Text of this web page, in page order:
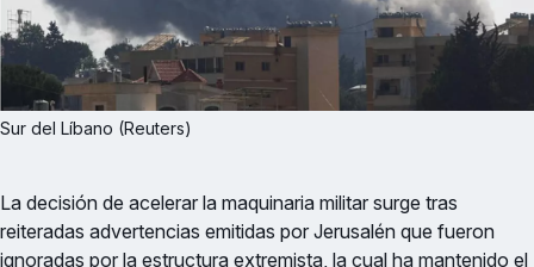
Sur del Líbano (Reuters)
La decisión de acelerar la maquinaria militar surge tras
reiteradas advertencias emitidas por Jerusalén que fueron
ignoradas por la estructura extremista, la cual ha mantenido el